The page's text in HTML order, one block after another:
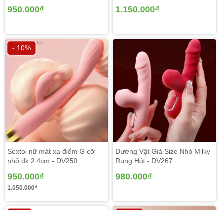
rung rất mềm mịn cho chị em cảm nhận độ chân thật đáng
cực kỳ sắc sảo và tinh tế khiến chị em chỉ muốn nhanh
chóng vào cuộc.
950.000₫ 1.150.000₫
- 10%
Sextoi nữ mát xa điểm G cỡ
nhỏ đk 2.4cm - DV250
950.000₫
1.050.000₫
Dương Vật Giả Size Nhỏ Milky
Rung Hút - DV267
980.000₫